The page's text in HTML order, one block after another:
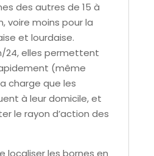
des autres de 15 à
voire moins pour la
et lourdaise.
24, elles permettent
(même
charge que les
à leur domicile, et
le rayon d’action des